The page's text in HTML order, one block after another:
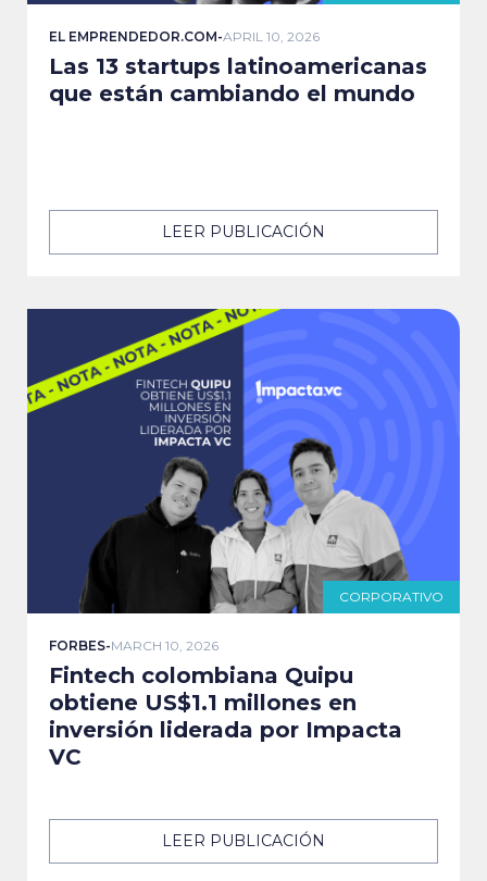
EL EMPRENDEDOR.COM-APRIL 10, 2026
Las 13 startups latinoamericanas
que están cambiando el mundo
LEER PUBLICACIÓN
CORPORATIVO
FORBES-MARCH 10, 2026
Fintech colombiana Quipu
obtiene US$1.1 millones en
inversión liderada por Impacta
VC
LEER PUBLICACIÓN